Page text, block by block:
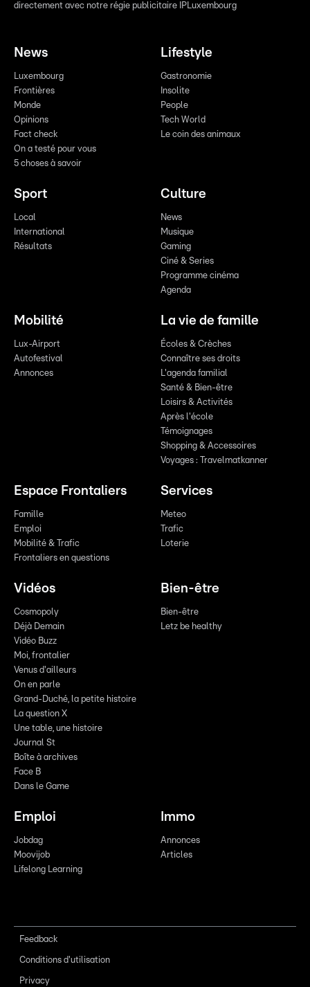
directement avec notre régie publicitaire IPLuxembourg
News
Luxembourg
Frontières
Monde
Opinions
Fact check
On a testé pour vous
5 choses à savoir
Lifestyle
Gastronomie
Insolite
People
Tech World
Le coin des animaux
Sport
Local
International
Résultats
Culture
News
Musique
Gaming
Ciné & Series
Programme cinéma
Agenda
Mobilité
Lux-Airport
Autofestival
Annonces
La vie de famille
Écoles & Crèches
Connaître ses droits
L'agenda familial
Santé & Bien-être
Loisirs & Activités
Après l'école
Témoignages
Shopping & Accessoires
Voyages : Travelmatkanner
Espace Frontaliers
Famille
Emploi
Mobilité & Trafic
Frontaliers en questions
Services
Meteo
Trafic
Loterie
Vidéos
Cosmopoly
Déjà Demain
Vidéo Buzz
Moi, frontalier
Venus d'ailleurs
On en parle
Grand-Duché, la petite histoire
La question X
Une table, une histoire
Journal St
Boîte à archives
Face B
Dans le Game
Bien-être
Bien-être
Letz be healthy
Emploi
Jobdag
Moovijob
Lifelong Learning
Immo
Annonces
Articles
Feedback
Conditions d'utilisation
Privacy